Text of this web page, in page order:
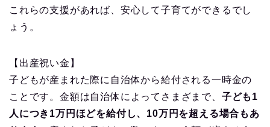
これらの支援があれば、安心して子育てができるでし
ょう。
【出産祝い金】
子どもが産まれた際に自治体から給付される一時金の
ことです。金額は自治体によってさまざまで、 子ども1
人につき1万円ほどを給付し、10万円を超える場合もあ